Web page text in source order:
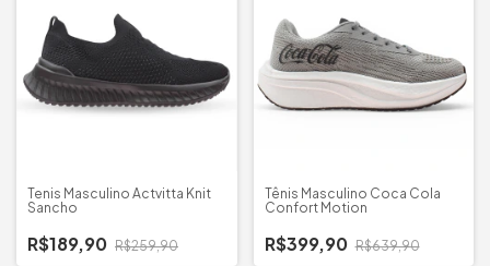
Tenis Masculino Actvitta Knit
Sancho
R$189,90 R$259,90
Tênis Masculino Coca Cola
Confort Motion
R$399,90 R$639,90